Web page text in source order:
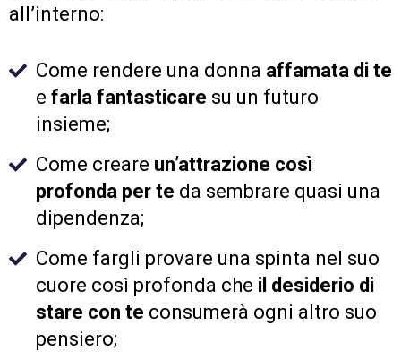
all’interno:
Come rendere una donna affamata di te
e farla fantasticare su un futuro
insieme;
Come creare un’attrazione così
profonda per te da sembrare quasi una
dipendenza;
Come fargli provare una spinta nel suo
cuore così profonda che il desiderio di
stare con te consumerà ogni altro suo
pensiero;